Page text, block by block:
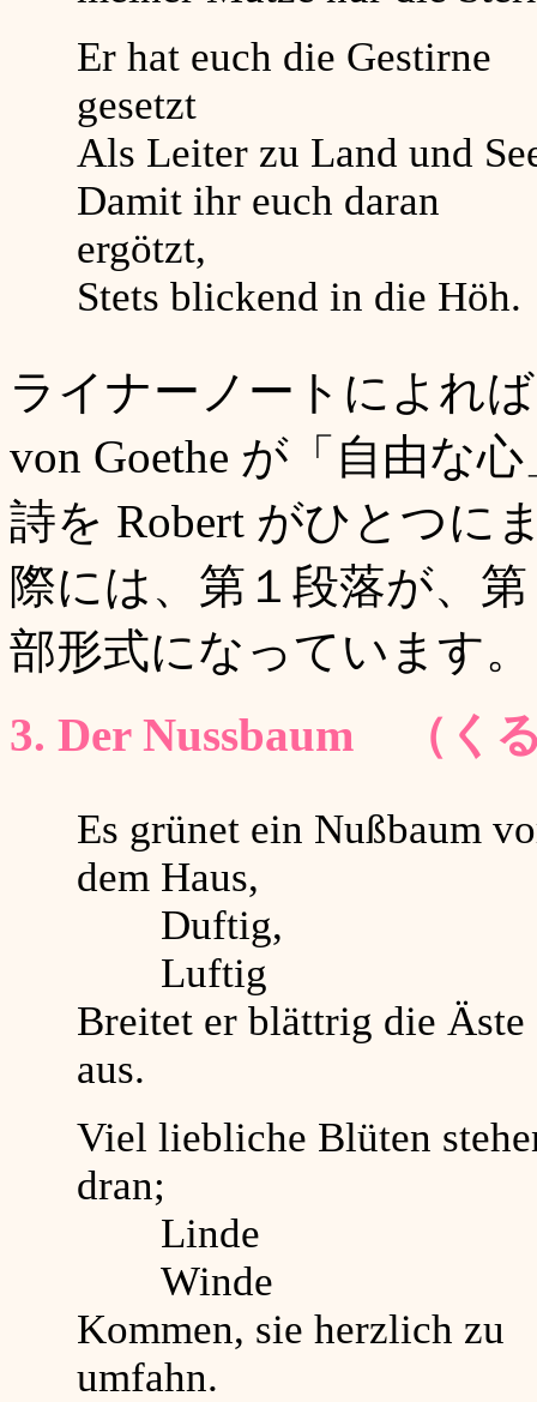
Er hat euch die Gestirne
gesetzt
Als Leiter zu Land und
Damit ihr euch daran
ergötzt,
Stets blickend in die Höh.
ライナーノートによれ
von Goethe が「自由な
詩を Robert がひとつ
際には、第１段落が、
部形式になっていま
3. Der Nussbaum （く
Es grünet ein Nußbaum
dem Haus,
Duftig,
Luftig
Breitet er blättrig die Äste
aus.
Viel liebliche Blüten
dran;
Linde
Winde
Kommen, sie herzlich zu
umfahn.